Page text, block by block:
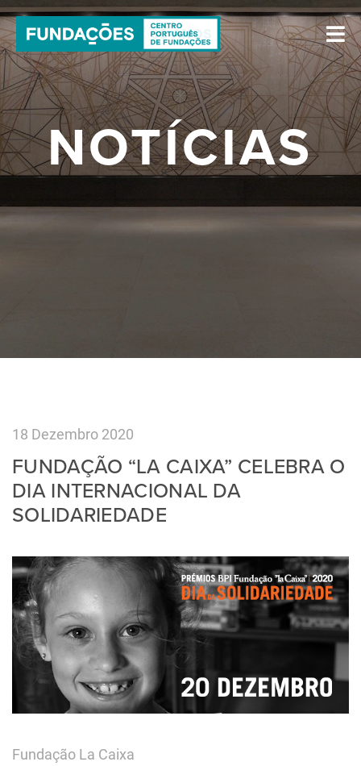
NOTÍCIAS
18 Dezembro 2020
FUNDAÇÃO “LA CAIXA” CELEBRA O
DIA INTERNACIONAL DA
SOLIDARIEDADE
Fundação La Caixa